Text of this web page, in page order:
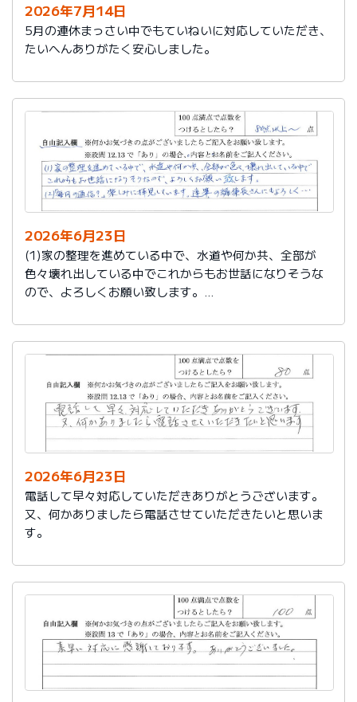
2026年7月14日
5月の連休まっさい中でもていねいに対応していただき、
たいへんありがたく安心しました。
2026年6月23日
(1)家の整理を進めている中で、水道や何か共、全部が
色々壊れ出している中でこれからもお世話になりそうな
ので、よろしくお願い致します。
集長さんにもよろしく…
2026年6月23日
電話して早々対応していただきありがとうございます。
又、何かありましたら電話させていただきたいと思いま
す。